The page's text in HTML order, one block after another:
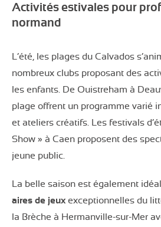
Activités estivales pour
normand
L’été, les plages du Calvados
nombreux clubs proposant des
les enfants. De Ouistreham à
plage offrent un programme varié
et ateliers créatifs. Les festivals
Show » à Caen proposent des
jeune public.
La belle saison est également
aires de jeux exceptionnelles du
la Brèche à Hermanville-sur-Mer